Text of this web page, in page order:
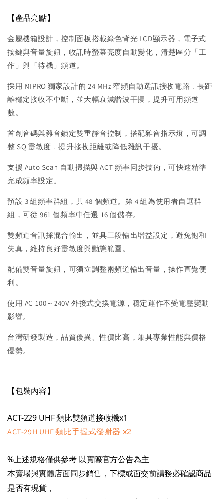
【產品亮點】
金屬機箱設計，控制面板搭載綠色背光 LCD顯示器，電子式
按鍵與音量旋鈕，收訊時螢幕亮度自動變化，清楚區分「工
作」與「待機」頻道。
採用 MIPRO 獨家設計的 24 MHz 窄頻自動選訊接收電路，長距
離穩定接收不中斷，並大幅衰減諧波干擾，提升可用頻道
數。
首創音碼與雜音鎖定雙重靜音控制，搭配雜音指示燈，可調
整 SQ 靈敏度，提升接收距離或降低雜訊干擾。
支援 Auto Scan 自動掃描與 ACT 頻率同步技術，可快速精準
完成頻率設定。
預設 3 組頻率群組，共 48 個頻道。第 4 組為使用者自選群
組，可從 961 個頻率中任選 16 個儲存。
雙頻道音訊採混合輸出，並具三段輸出增益設定，避免飽和
失真，維持良好靈敏度與動態範圍。
配備雙音量旋鈕，可獨立調整兩頻道輸出音量，操作直覺便
利。
使用 AC 100～240V 外接式交換電源，穩定運作不受電壓變動
影響。
台灣研發製造，品質優異、性價比高，兼具專業性能與價格
優勢。
【包裝內容】
ACT-229 UHF 類比雙頻道接收機x1
ACT-29H UHF 類比手握式發射器 x2
%上述規格僅供參考 以實際官方公告為主
本賣場與實體店面同步銷售，下標或面交前請務必確認商品
是否有現貨，